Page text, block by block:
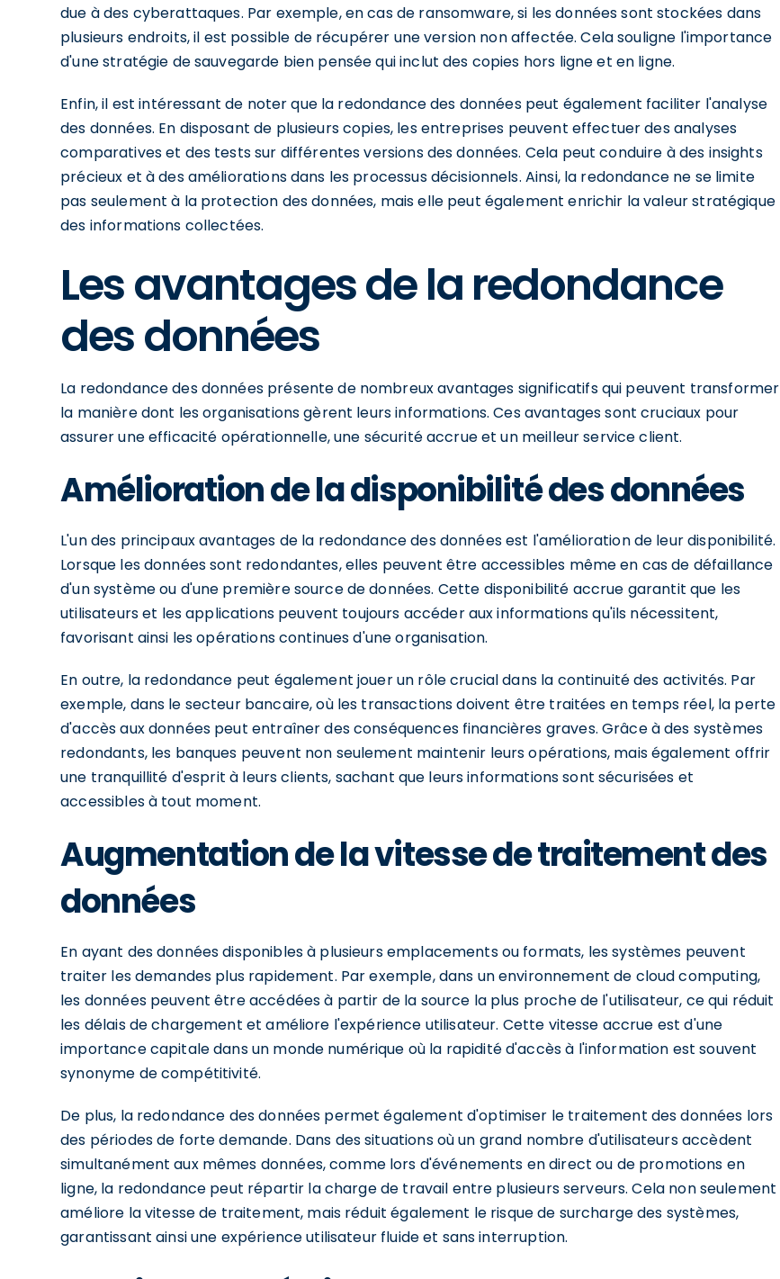
due à des cyberattaques. Par exemple, en cas de ransomware, si les données sont stockées dans
plusieurs endroits, il est possible de récupérer une version non affectée. Cela souligne l'importance
d'une stratégie de sauvegarde bien pensée qui inclut des copies hors ligne et en ligne.
Enfin, il est intéressant de noter que la redondance des données peut également faciliter l'analyse
des données. En disposant de plusieurs copies, les entreprises peuvent effectuer des analyses
comparatives et des tests sur différentes versions des données. Cela peut conduire à des insights
précieux et à des améliorations dans les processus décisionnels. Ainsi, la redondance ne se limite
pas seulement à la protection des données, mais elle peut également enrichir la valeur stratégique
des informations collectées.
Les avantages de la redondance
des données
La redondance des données présente de nombreux avantages significatifs qui peuvent transformer
la manière dont les organisations gèrent leurs informations. Ces avantages sont cruciaux pour
assurer une efficacité opérationnelle, une sécurité accrue et un meilleur service client.
Amélioration de la disponibilité des données
L'un des principaux avantages de la redondance des données est l'amélioration de leur disponibilité.
Lorsque les données sont redondantes, elles peuvent être accessibles même en cas de défaillance
d'un système ou d'une première source de données. Cette disponibilité accrue garantit que les
utilisateurs et les applications peuvent toujours accéder aux informations qu'ils nécessitent,
favorisant ainsi les opérations continues d'une organisation.
En outre, la redondance peut également jouer un rôle crucial dans la continuité des activités. Par
exemple, dans le secteur bancaire, où les transactions doivent être traitées en temps réel, la perte
d'accès aux données peut entraîner des conséquences financières graves. Grâce à des systèmes
redondants, les banques peuvent non seulement maintenir leurs opérations, mais également offrir
une tranquillité d'esprit à leurs clients, sachant que leurs informations sont sécurisées et
accessibles à tout moment.
Augmentation de la vitesse de traitement des
données
En ayant des données disponibles à plusieurs emplacements ou formats, les systèmes peuvent
traiter les demandes plus rapidement. Par exemple, dans un environnement de cloud computing,
les données peuvent être accédées à partir de la source la plus proche de l'utilisateur, ce qui réduit
les délais de chargement et améliore l'expérience utilisateur. Cette vitesse accrue est d'une
importance capitale dans un monde numérique où la rapidité d'accès à l'information est souvent
synonyme de compétitivité.
De plus, la redondance des données permet également d'optimiser le traitement des données lors
des périodes de forte demande. Dans des situations où un grand nombre d'utilisateurs accèdent
simultanément aux mêmes données, comme lors d'événements en direct ou de promotions en
ligne, la redondance peut répartir la charge de travail entre plusieurs serveurs. Cela non seulement
améliore la vitesse de traitement, mais réduit également le risque de surcharge des systèmes,
garantissant ainsi une expérience utilisateur fluide et sans interruption.